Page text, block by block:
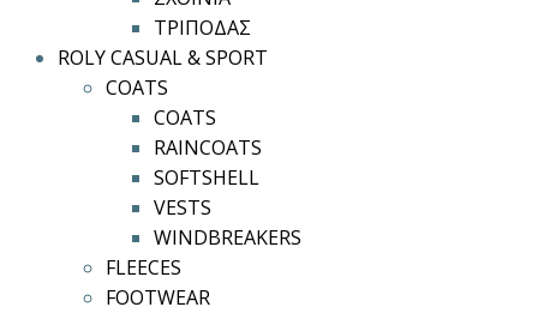
ΤΡΙΠΟΔΑΣ
ROLY CASUAL & SPORT
COATS
COATS
RAINCOATS
SOFTSHELL
VESTS
WINDBREAKERS
FLEECES
FOOTWEAR